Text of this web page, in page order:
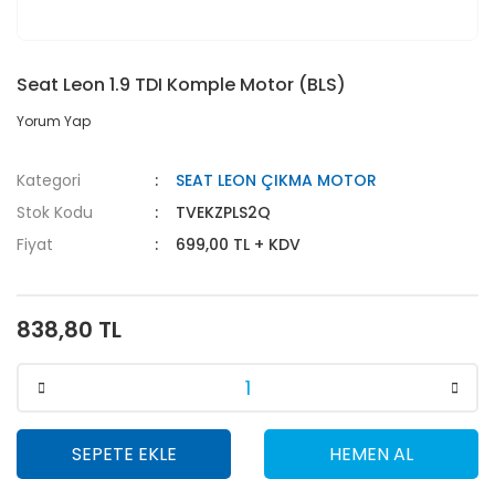
Seat Leon 1.9 TDI Komple Motor (BLS)
Yorum Yap
Kategori
SEAT LEON ÇIKMA MOTOR
Stok Kodu
TVEKZPLS2Q
Fiyat
699,00 TL + KDV
838,80 TL
SEPETE EKLE HEMEN AL